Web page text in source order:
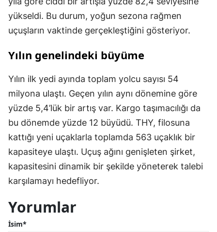
yükseldi. Bu durum, yoğun sezona rağmen
uçuşların vaktinde gerçekleştiğini gösteriyor.
Yılın genelindeki büyüme
Yılın ilk yedi ayında toplam yolcu sayısı 54
milyona ulaştı. Geçen yılın aynı dönemine göre
yüzde 5,4’lük bir artış var. Kargo taşımacılığı da
bu dönemde yüzde 12 büyüdü. THY, filosuna
kattığı yeni uçaklarla toplamda 563 uçaklık bir
kapasiteye ulaştı. Uçuş ağını genişleten şirket,
kapasitesini dinamik bir şekilde yöneterek talebi
karşılamayı hedefliyor.
Yorumlar
İsim*